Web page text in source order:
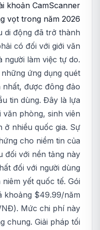
khoản CamScanner
vọt trong năm 2026?
di động đã trở thành
có đối với giới văn
người làm việc tự do.
ứng dụng quét
nhất, được đông đảo
tin dùng. Đây là lựa
phòng, sinh viên
ở nhiều quốc gia. Sự
cho niềm tin của
đối với nền tảng này.
đối với người dùng
yết quốc tế. Gói
khoảng $49.99/năm
Mức chi phí này
chung. Giải pháp tối